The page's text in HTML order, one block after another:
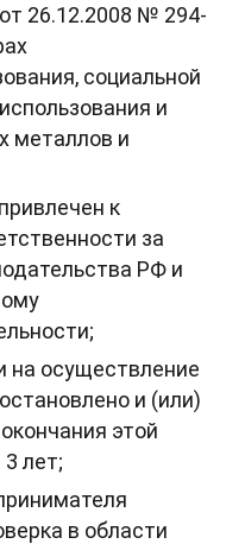
26.12.2008 № 294-
социальной
и
металлов и
к
за
РФ и
на осуществление
и (или)
этой
лет;
в области